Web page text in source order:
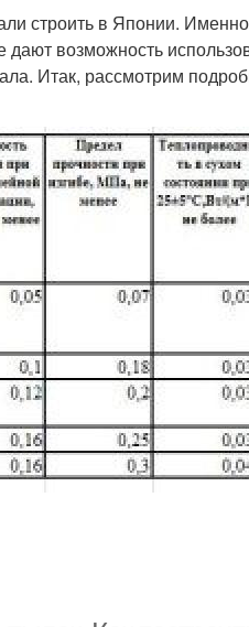
строить в Японии.
возможность
Итак, рассмотрим